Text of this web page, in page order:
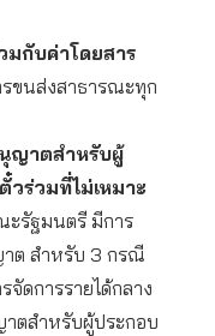
มกับค่าโดยสาร
รขนส่งสาธารณะทุก
นุญาตสำหรับผู้
วร่วมที่ไม่เหมาะ
ะรัฐมนตรี มีการ
าต สำหรับ 3 กรณี
ดการรายได้กลาง
ตสำหรับผู้ประกอบ